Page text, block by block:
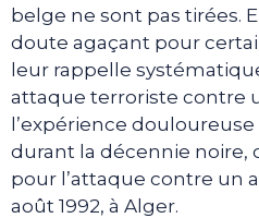
belge ne sont pas tirées.
doute agaçant pour
leur rappelle
attaque terroriste contre
l’expérience douloureuse
durant la décennie noire,
pour l’attaque contre un
août 1992, à Alger.